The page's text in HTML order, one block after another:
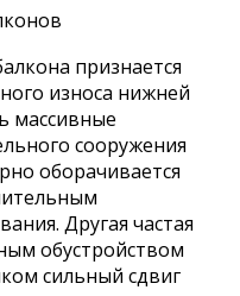
признается
износа нижней
массивные
сооружения
оборачивается
Другая частая
обустройством
сильный сдвиг